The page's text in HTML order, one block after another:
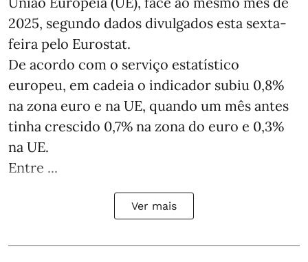
2025, segundo dados divulgados esta sexta-
feira pelo Eurostat.
De acordo com o serviço estatístico
europeu, em cadeia o indicador subiu 0,8%
na zona euro e na UE, quando um mês antes
tinha crescido 0,7% na zona do euro e 0,3%
na UE.
Entre ...
Ver mais